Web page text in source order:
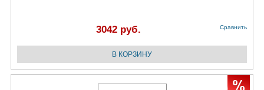
3042 руб. Сравнить